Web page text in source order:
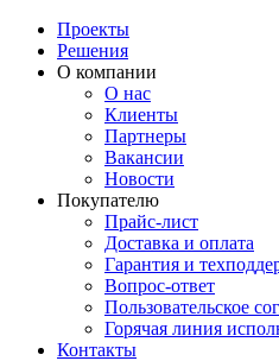
Проекты
Решения
О компании
О нас
Клиенты
Партнеры
Вакансии
Новости
Покупателю
Прайс-лист
Доставка и оплата
Гарантия и
Вопрос-ответ
Пользовательское
Горячая линия
Контакты